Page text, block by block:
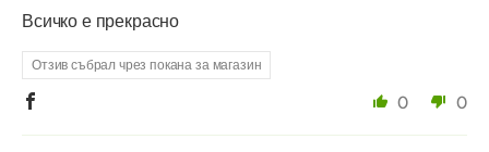
Всичко е прекрасно
Отзив събрал чрез покана за магазин
0 0